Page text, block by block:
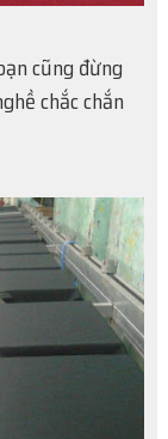
cũng đừng
chắc chắn